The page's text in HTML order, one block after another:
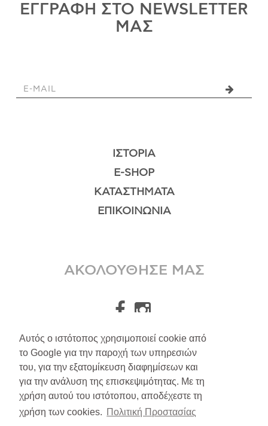
Αυτός ο ιστότοπος χρησιμοποιεί cookie από
το Google για την παροχή των υπηρεσιών
του, για την εξατομίκευση διαφημίσεων και
για την ανάλυση της επισκεψιμότητας. Με τη
χρήση αυτού του ιστότοπου, αποδέχεστε τη
χρήση των cookies. Πολιτική Προστασίας
ΕΓΓΡΑΦΗ ΣΤΟ NEWSLETTER
ΜΑΣ
ΙΣΤΟΡΊΑ
E-SHOP
ΚΑΤΑΣΤΉΜΑΤΑ
ΕΠΙΚΟΙΝΩΝΊΑ
ΑΚΟΛΟΥΘΗΣΕ ΜΑΣ
A.Leondarakis 2026
Αποστολές/Επιστροφές
Πολιτική Απορρήτου